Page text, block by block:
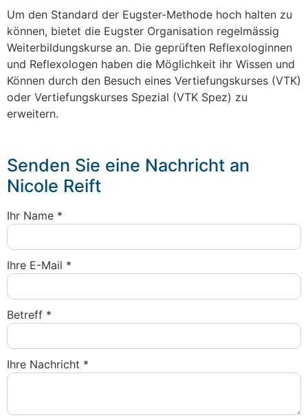
Um den Standard der Eugster-Methode hoch halten zu
können, bietet die Eugster Organisation regelmässig
Weiterbildungskurse an. Die geprüften Reflexologinnen
und Reflexologen haben die Möglichkeit ihr Wissen und
Können durch den Besuch eines Vertiefungskurses (VTK)
oder Vertiefungskurses Spezial (VTK Spez) zu
erweitern.
Senden Sie eine Nachricht an
Nicole Reift
Ihr Name *
Ihre E-Mail *
Betreff *
Ihre Nachricht *